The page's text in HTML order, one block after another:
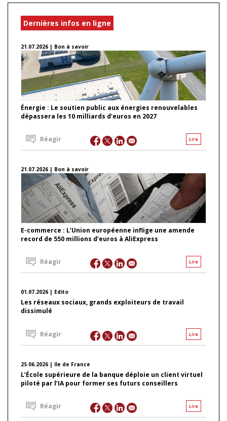
Dernières infos en ligne
21.07.2026 | Bon à savoir
Énergie : Le soutien public aux énergies renouvelables
dépassera les 10 milliards d’euros en 2027
Lire
Réagir
21.07.2026 | Bon à savoir
E-commerce : L’Union européenne inflige une amende
record de 550 millions d’euros à AliExpress
Lire
Réagir
01.07.2026 | Edito
Les réseaux sociaux, grands exploiteurs de travail
dissimulé
Lire
Réagir
25.06.2026 | Ile de France
L’École supérieure de la banque déploie un client virtuel
piloté par l’IA pour former ses futurs conseillers
Lire
Réagir